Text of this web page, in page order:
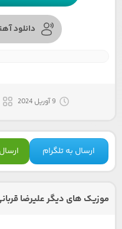
دانلود
9 آوریل 2024
ارسال به تلگرام
موزیک های دیگر علیرضا